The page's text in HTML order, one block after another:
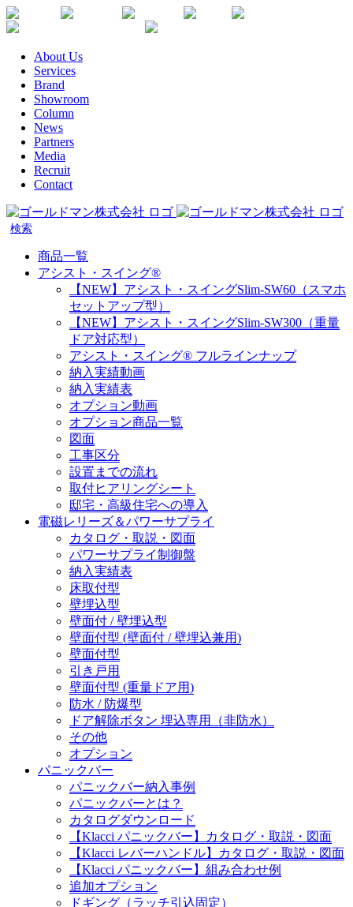
Skip
to
Youtube Instagram Facebook Twitter SDGs
楽
About Us
Services
Brand
Showroom
Column
News
Partners
Media
Recruit
Contact
商品一覧
アシスト・スイング®
【NEW】アシスト・スイングSlim-SW60（スマホ
セットアップ型）
【NEW】アシスト・スイングSlim-SW300（重量
ドア対応型）
アシスト・スイング® フルラインナップ
納入実績動画
納入実績表
オプション動画
オプション商品一覧
図面
工事区分
設置までの流れ
取付ヒアリングシート
邸宅・高級住宅への導入
電磁レリーズ＆パワーサプライ
カタログ・取説・図面
パワーサプライ制御盤
納入実績表
床取付型
壁埋込型
壁面付 / 壁埋込型
壁面付型 (壁面付 / 壁埋込兼用)
壁面付型
引き戸用
壁面付型 (重量ドア用)
防水 / 防爆型
ドア解除ボタン 埋込専用（非防水）
その他
オプション
パニックバー
パニックバー納入事例
パニックバーとは？
カタログダウンロード
【Klacci パニックバー】カタログ・取説・図面
【Klacci レバーハンドル】カタログ・取説・図面
【Klacci パニックバー】組み合わせ例
追加オプション
ドギング（ラッチ引込固定）